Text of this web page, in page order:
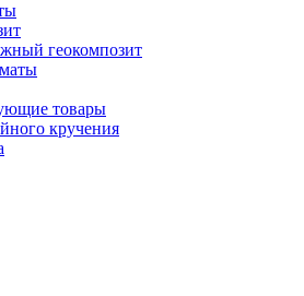
геокомпозит
товары
кручения